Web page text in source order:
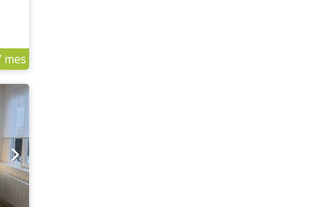
mes